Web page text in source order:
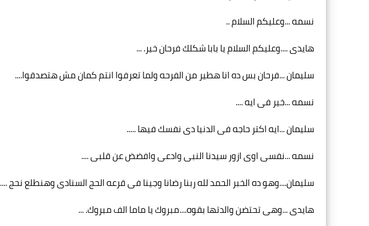
نسمه ...وعليكم السلام ..
هايدى ....وعليكم السلام يا بابا شكلك فرحان خير. ...
سليمان ...فرحان بس ده انا هطير من الفرحه ولما تعرفوا انتم كمان مش هتصدقوا....
نسمه ...خير فى ايه ....
سليمان ...ايه اكتر حاجه فى الدنيا دى نفسك فيها .....
نسمه ...نفسى اوى ازور سيدنا النبى وادعى وافضض عن قلبى ....
سليمان....وهو ده الخبر الحمد لله ربنا رضانا وجينا فى قرعه الحج السنادى وهنطلع نحج ....
هايدى ...وهى تحتضن والدتها بقوه....مبروك يا ماما الف مبروك. ...